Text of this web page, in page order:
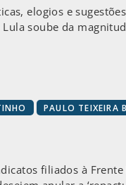
elogios e
Lula soube da
PAULO TEIXEIRA
filiados à